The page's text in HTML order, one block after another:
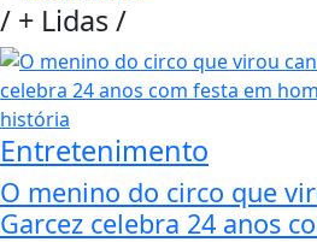
/ + Lidas/
Entretenimento
O menino do circo que
Garcez celebra 24 anos